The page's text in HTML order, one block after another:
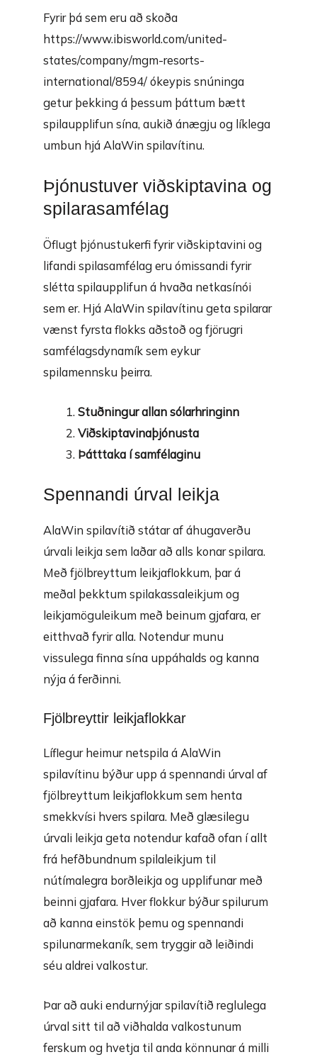
Fyrir þá sem eru að skoða
https://www.ibisworld.com/united-
states/company/mgm-resorts-
international/8594/ókeypis snúninga
getur þekking á þessum þáttum bætt
spilaupplifun sína, aukið ánægju og líklega
umbun hjá AlaWin spilavítinu.
Þjónustuver viðskiptavina og
spilarasamfélag
Öflugt þjónustukerfi fyrir viðskiptavini og
lifandi spilasamfélag eru ómissandi fyrir
slétta spilaupplifun á hvaða netkasínói
sem er. Hjá AlaWin spilavítinu geta spilarar
vænst fyrsta flokks aðstoð og fjörugri
samfélagsdynamík sem eykur
spilamennsku þeirra.
Stuðningur allan sólarhringinn
Viðskiptavinaþjónusta
Þátttaka í samfélaginu
Spennandi úrval leikja
AlaWin spilavítið státar af áhugaverðu
úrvali leikja sem laðar að alls konar spilara.
Með fjölbreyttum leikjaflokkum, þar á
meðal þekktum spilakassaleikjum og
leikjamöguleikum með beinum gjafara, er
eitthvað fyrir alla. Notendur munu
vissulega finna sína uppáhalds og kanna
nýja á ferðinni.
Fjölbreyttir leikjaflokkar
Líflegur heimur netspila á AlaWin
spilavítinu býður upp á spennandi úrval af
fjölbreyttum leikjaflokkum sem henta
smekkvísi hvers spilara. Með glæsilegu
úrvali leikja geta notendur kafað ofan í allt
frá hefðbundnum spilaleikjum til
nútímalegra borðleikja og upplifunar með
beinni gjafara. Hver flokkur býður spilurum
að kanna einstök þemu og spennandi
spilunarmekaník, sem tryggir að leiðindi
séu aldrei valkostur.
Þar að auki endurnýjar spilavítið reglulega
úrval sitt til að viðhalda valkostunum
ferskum og hvetja til anda könnunar á milli